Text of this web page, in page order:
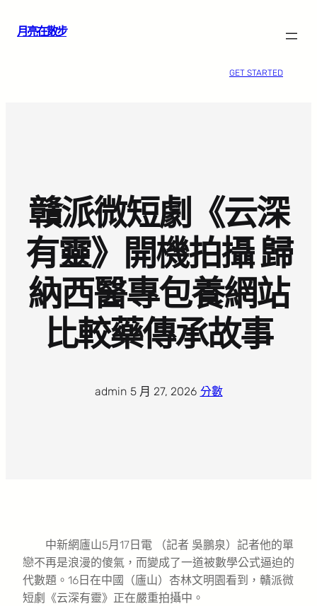
月亮在散步
GET STARTED
贛派微短劇《云深
有靈》開機拍攝 歸
納西醫專包養網站
比較藥傳承故事
admin· 5 月 27, 2026· 分數
中新網廬山5月17日電 （記者 吳鵬泉）記者他的單
戀不再是浪漫的傻氣，而變成了一道被數學公式逼迫的
代數題。16日在中國（廬山）杏林文明園看到，贛派微
短劇《云深有靈》正在嚴重拍攝中。